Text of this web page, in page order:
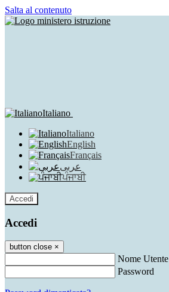
Salta al contenuto
Italiano
Italiano
English
Français
عربى
ਪੰਜਾਬੀ
Accedi
Accedi
button close ×
Nome Utente
Password